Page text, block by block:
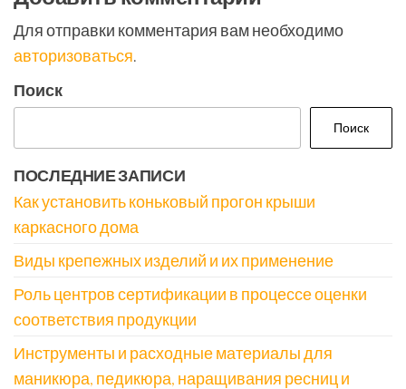
Для отправки комментария вам необходимо
авторизоваться.
Поиск
Поиск
ПОСЛЕДНИЕ ЗАПИСИ
Как установить коньковый прогон крыши
каркасного дома
Виды крепежных изделий и их применение
Роль центров сертификации в процессе оценки
соответствия продукции
Инструменты и расходные материалы для
маникюра, педикюра, наращивания ресниц и